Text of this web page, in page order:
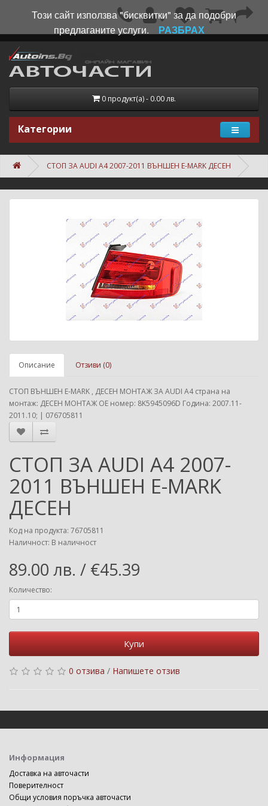
0 продукт(а) - 0.00 лв.
Категории
СТОП ЗА AUDI A4 2007-2011 ВЪНШЕН E-MARK ДЕСЕН
Описание Отзиви (0)
СТОП ВЪНШЕН E-MARK , ДЕСЕН МОНТАЖ ЗА AUDI A4 страна на
монтаж: ДЕСЕН МОНТАЖ ОЕ номер: 8K5945096D Година: 2007.11-
2011.10; | 076705811
СТОП ЗА AUDI A4 2007-
2011 ВЪНШЕН E-MARK
ДЕСЕН
Код на продукта: 76705811
Наличност: В наличност
89.00 лв. / €45.39
Количество:
Купи
0 отзива / Напишете отзив
Информация
Доставка на авточасти
Поверителност
Общи условия поръчка авточасти
Този сайт използва "бисквитки" за да подобри
предлаганите услуги.
РАЗБРАХ